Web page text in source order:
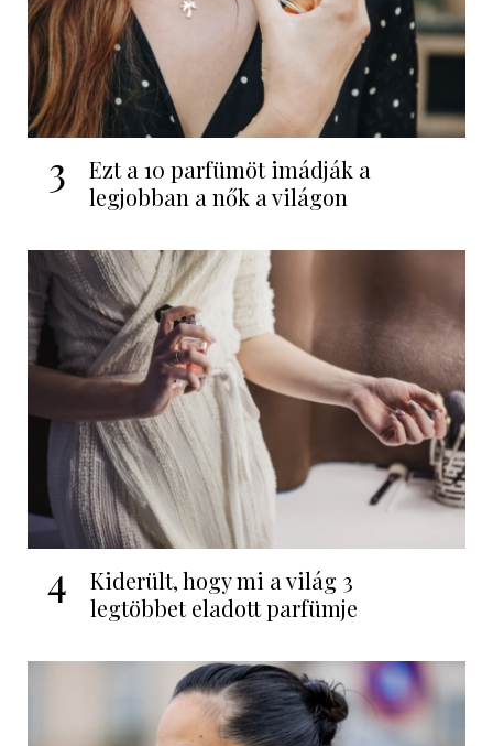
3
Ezt a 10 parfümöt imádják a
legjobban a nők a világon
4
Kiderült, hogy mi a világ 3
legtöbbet eladott parfümje